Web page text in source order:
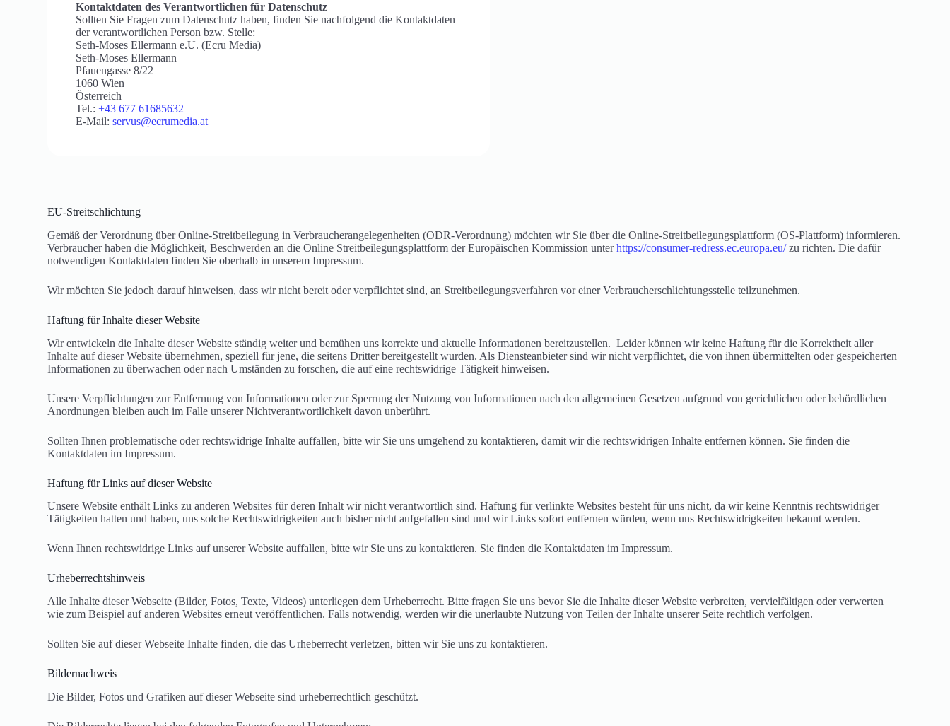
Kontaktdaten des Verantwortlichen für Datenschutz
Sollten Sie Fragen zum Datenschutz haben, finden Sie nachfolgend die Kontaktdaten
der verantwortlichen Person bzw. Stelle:
Seth-Moses Ellermann e.U. (Ecru Media)
Seth-Moses Ellermann
Pfauengasse 8/22
1060 Wien
Österreich
Tel.:+43 677 61685632
E-Mail:servus@ecrumedia.at
EU-Streitschlichtung
Gemäß der Verordnung über Online-Streitbeilegung in Verbraucherangelegenheiten (ODR-Verordnung) möchten wir Sie über die Online-Streitbeilegungsplattform (OS-Plattform) informieren.
Verbraucher haben die Möglichkeit, Beschwerden an die Online Streitbeilegungsplattform der Europäischen Kommission unterhttps://consumer-redress.ec.europa.eu/zu richten. Die dafür
notwendigen Kontaktdaten finden Sie oberhalb in unserem Impressum.
Wir möchten Sie jedoch darauf hinweisen, dass wir nicht bereit oder verpflichtet sind, an Streitbeilegungsverfahren vor einer Verbraucherschlichtungsstelle teilzunehmen.
Haftung für Inhalte dieser Website
Wir entwickeln die Inhalte dieser Website ständig weiter und bemühen uns korrekte und aktuelle Informationen bereitzustellen. Leider können wir keine Haftung für die Korrektheit aller
Inhalte auf dieser Website übernehmen, speziell für jene, die seitens Dritter bereitgestellt wurden. Als Diensteanbieter sind wir nicht verpflichtet, die von ihnen übermittelten oder gespeicherten
Informationen zu überwachen oder nach Umständen zu forschen, die auf eine rechtswidrige Tätigkeit hinweisen.
Unsere Verpflichtungen zur Entfernung von Informationen oder zur Sperrung der Nutzung von Informationen nach den allgemeinen Gesetzen aufgrund von gerichtlichen oder behördlichen
Anordnungen bleiben auch im Falle unserer Nichtverantwortlichkeit davon unberührt.
Sollten Ihnen problematische oder rechtswidrige Inhalte auffallen, bitte wir Sie uns umgehend zu kontaktieren, damit wir die rechtswidrigen Inhalte entfernen können. Sie finden die
Kontaktdaten im Impressum.
Haftung für Links auf dieser Website
Unsere Website enthält Links zu anderen Websites für deren Inhalt wir nicht verantwortlich sind. Haftung für verlinkte Websites besteht für uns nicht, da wir keine Kenntnis rechtswidriger
Tätigkeiten hatten und haben, uns solche Rechtswidrigkeiten auch bisher nicht aufgefallen sind und wir Links sofort entfernen würden, wenn uns Rechtswidrigkeiten bekannt werden.
Wenn Ihnen rechtswidrige Links auf unserer Website auffallen, bitte wir Sie uns zu kontaktieren. Sie finden die Kontaktdaten im Impressum.
Urheberrechtshinweis
Alle Inhalte dieser Webseite (Bilder, Fotos, Texte, Videos) unterliegen dem Urheberrecht. Bitte fragen Sie uns bevor Sie die Inhalte dieser Website verbreiten, vervielfältigen oder verwerten
wie zum Beispiel auf anderen Websites erneut veröffentlichen. Falls notwendig, werden wir die unerlaubte Nutzung von Teilen der Inhalte unserer Seite rechtlich verfolgen.
Sollten Sie auf dieser Webseite Inhalte finden, die das Urheberrecht verletzen, bitten wir Sie uns zu kontaktieren.
Bildernachweis
Die Bilder, Fotos und Grafiken auf dieser Webseite sind urheberrechtlich geschützt.